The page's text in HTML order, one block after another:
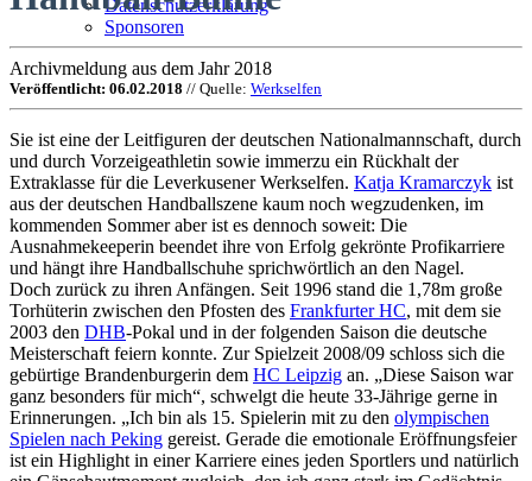
Datenschutzerklärung
Sponsoren
Archivmeldung aus dem Jahr 2018
Veröffentlicht: 06.02.2018 // Quelle: Werkselfen
Sie ist eine der Leitfiguren der deutschen Nationalmannschaft, durch
und durch Vorzeigeathletin sowie immerzu ein Rückhalt der
Extraklasse für die Leverkusener Werkselfen. Katja Kramarczyk ist
aus der deutschen Handballszene kaum noch wegzudenken, im
kommenden Sommer aber ist es dennoch soweit: Die
Ausnahmekeeperin beendet ihre von Erfolg gekrönte Profikarriere
und hängt ihre Handballschuhe sprichwörtlich an den Nagel.
Doch zurück zu ihren Anfängen. Seit 1996 stand die 1,78m große
Torhüterin zwischen den Pfosten des Frankfurter HC, mit dem sie
2003 den DHB-Pokal und in der folgenden Saison die deutsche
Meisterschaft feiern konnte. Zur Spielzeit 2008/09 schloss sich die
gebürtige Brandenburgerin dem HC Leipzig an. „Diese Saison war
ganz besonders für mich“, schwelgt die heute 33-Jährige gerne in
Erinnerungen. „Ich bin als 15. Spielerin mit zu den olympischen
Spielen nach Peking gereist. Gerade die emotionale Eröffnungsfeier
ist ein Highlight in einer Karriere eines jeden Sportlers und natürlich